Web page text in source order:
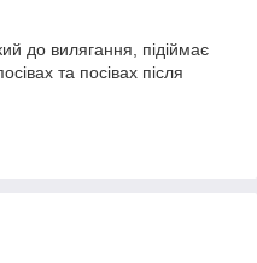
до вилягання, підіймає
та посівах після